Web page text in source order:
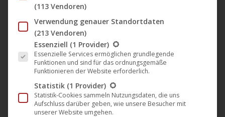
Mischung aus Minimal, Dub House und futuristischen Vibes.
Mit der Remix EP wird dieser Soundkosmos nun klanglich
erweitert–vielfältig, überraschend und absolut
clubtauglich.
🎧Ye-Llow – Mamasita Dub:Mit einer gehörigen Portion
Funk und einem soften Deep House-Vibe verleiht
(113 Vendoren)
Verwendung genauer Standortdaten
(213 Vendoren)
Es folgt eine Liste der Service-Gruppen, für die eine
Essenziell (1 Provider)
Essenzielle Services ermöglichen grundlegende
Funktionen und sind für das ordnungsgemäße
Funktionieren der Website erforderlich.
Statistik (1 Provider)
Statistik-Cookies sammeln Nutzungsdaten, die uns
Aufschluss darüber geben, wie unsere Besucher mit
unserer Website umgehen.